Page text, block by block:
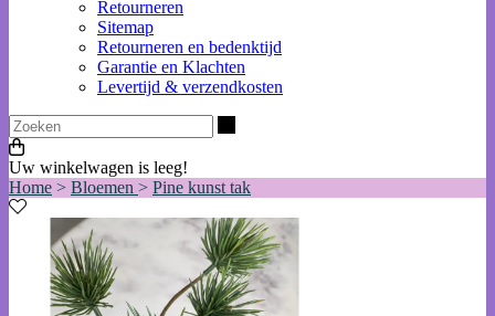
Retourneren
Sitemap
Retourneren en bedenktijd
Garantie en Klachten
Levertijd & verzendkosten
Uw winkelwagen is leeg!
Home > Bloemen > Pine kunst tak